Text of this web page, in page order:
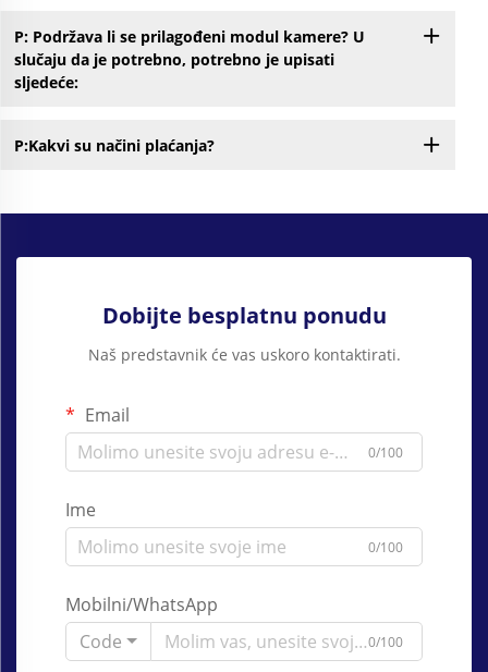
P: Podržava li se prilagođeni modul kamere? U
slučaju da je potrebno, potrebno je upisati
sljedeće:
P:Kakvi su načini plaćanja?
Dobijte besplatnu ponudu
Naš predstavnik će vas uskoro kontaktirati.
Email
0/100
Ime
0/100
Mobilni/WhatsApp
Code
0/100